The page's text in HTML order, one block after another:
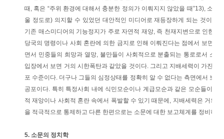
때, 혹은 “주위 환경에 대해서 충분한 정의가 이뤄지지 않았을 때”13), 소문
울 정도로) 의지할 수 있었던 대안적인 미디어로 재등장하게 되는 것이라
기존 매스미디어의 기능정지가 주로 자연적 재앙, 즉 천재지변으로 인한
당국의 명령이나 사회 혼란에 의한 금지로 인해 이뤄진다는 점에서 보면,
면서 민중들의 희망과 열망, 불만들이 사회적으로 분출되는 통로로서 소
입장에서 보면 거의 시한폭탄과 같았을 것이다. 그리고 지배세력이 가진 민
포 수준이다. 더구나 그들의 심정상태를 정확히 알 수 없다는 측면에서 보
공포이다. 특히 특정사회 내에 식민모순이나 계급모순과 같은 모순들이 존
적 재앙이나 사회적 혼란 속에서 폭발할 수 있기 때문에, 지배세력은 거의
을 적극적으로 통제하고 다른 한편으로는 소문에 대한 보고체계를 정비하
5. 소문의 정치학